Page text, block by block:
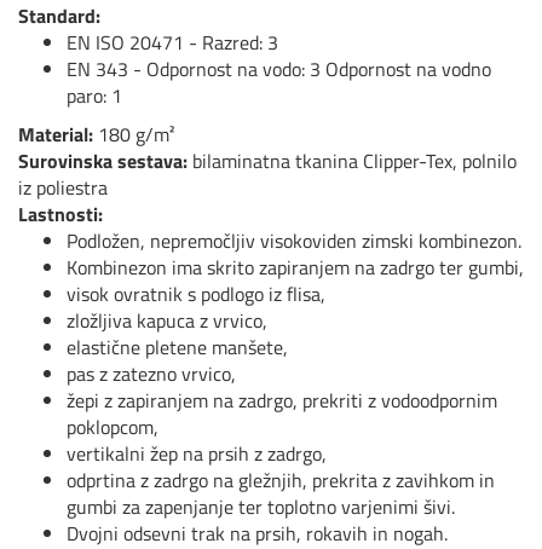
Standard:
EN ISO 20471 - Razred: 3
EN 343 - Odpornost na vodo: 3 Odpornost na vodno
paro: 1
Material: 180 g/m²
Surovinska sestava: bilaminatna tkanina Clipper-Tex, polnilo
iz poliestra
Lastnosti:
Podložen, nepremočljiv visokoviden zimski kombinezon.
Kombinezon ima skrito zapiranjem na zadrgo ter gumbi,
visok ovratnik s podlogo iz flisa,
zložljiva kapuca z vrvico,
elastične pletene manšete,
pas z zatezno vrvico,
žepi z zapiranjem na zadrgo, prekriti z vodoodpornim
poklopcom,
vertikalni žep na prsih z zadrgo,
odprtina z zadrgo na gležnjih, prekrita z zavihkom in
gumbi za zapenjanje ter toplotno varjenimi šivi.
Dvojni odsevni trak na prsih, rokavih in nogah.